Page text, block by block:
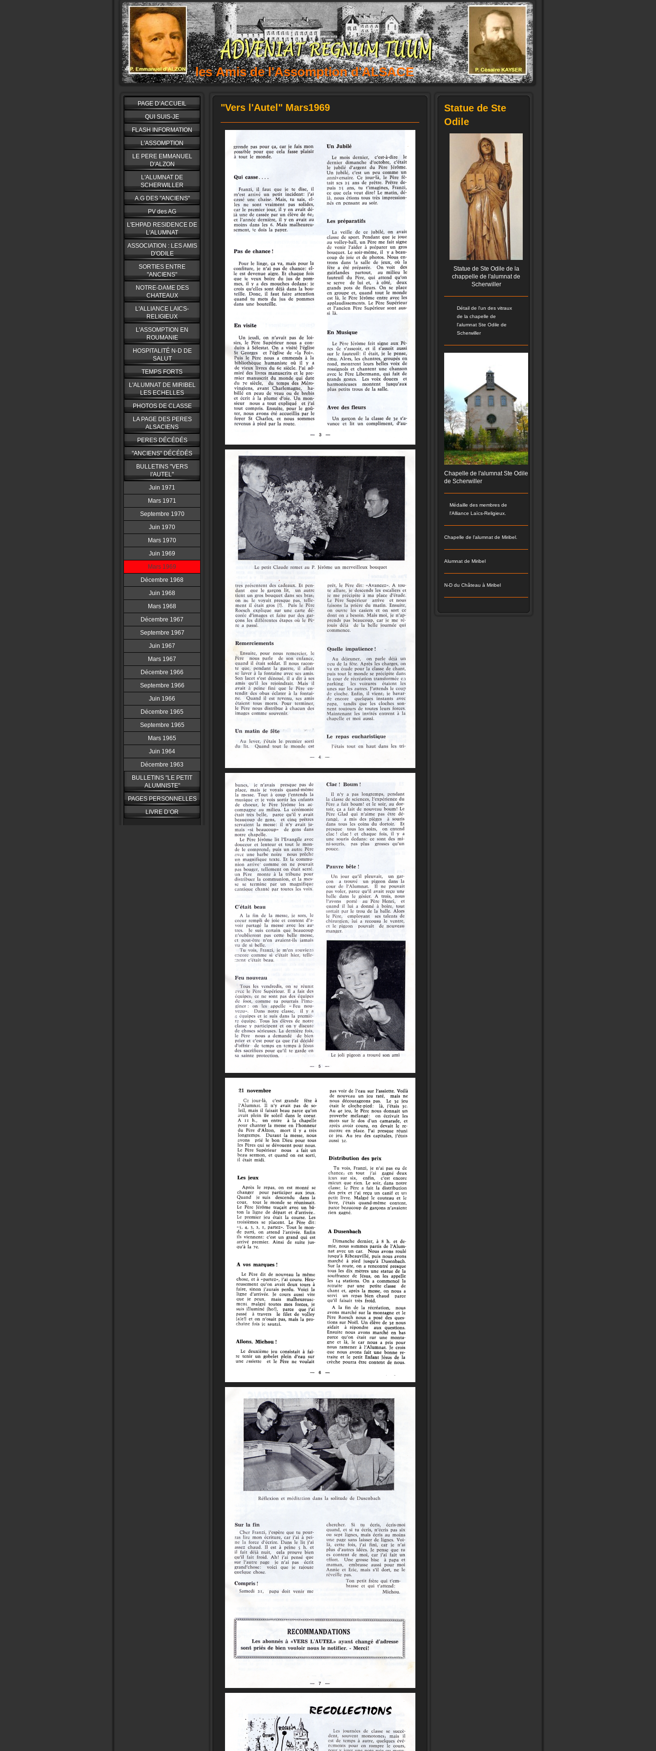
les Amis de l'Assomption d'ALSACE
PAGE D’ACCUEIL
QUI SUIS-JE
FLASH INFORMATION
L'ASSOMPTION
LE PERE EMMANUEL
D'ALZON
L'ALUMNAT DE
SCHERWILLER
A.G DES "ANCIENS"
PV des AG
L'EHPAD RESIDENCE DE
L'ALUMNAT
ASSOCIATION : LES AMIS
D'ODILE
SORTIES ENTRE
"ANCIENS"
NOTRE-DAME DES
CHATEAUX
L'ALLIANCE LAICS-
RELIGIEUX
L'ASSOMPTION EN
ROUMANIE
HOSPITALITÉ N-D DE
SALUT
TEMPS FORTS
L'ALUMNAT DE MIRIBEL
LES ECHELLES
PHOTOS DE CLASSE
LA PAGE DES PERES
ALSACIENS
PERES DÉCÉDÉS
"ANCIENS" DÉCÉDÉS
BULLETINS "VERS
l'AUTEL"
Juin 1971
Mars 1971
Septembre 1970
Juin 1970
Mars 1970
Juin 1969
Mars 1969
Décembre 1968
Juin 1968
Mars 1968
Décembre 1967
Septembre 1967
Juin 1967
Mars 1967
Décembre 1966
Septembre 1966
Juin 1966
Décembre 1965
Septembre 1965
Mars 1965
Juin 1964
Décembre 1963
BULLETINS "LE PETIT
ALUMNISTE"
PAGES PERSONNELLES
LIVRE D’OR
"Vers l'Autel" Mars1969
Statue de Ste
Odile
Statue de Ste Odile de la
chappelle de l'alumnat de
Scherwiller
Détail de l'un des vitraux
de la chapelle de
l'alumnat Ste Odile de
Scherwiller
Chapelle de l'alumnat Ste Odile
de Scherwiller
Médaille des membres de
l'Alliance Laïcs-Religieux.
Chapelle de l'alumnat de Miribel.
Alumnat de Miribel
N-D du Château à Miribel